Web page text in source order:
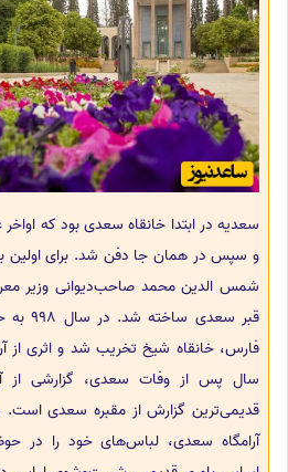
سعدیه در ابتدا خانقاه سعدی بود که
و سپس در همان جا دفن شد. برای اولین
شمس الدین محمد صاحب‌دیوانی وزیر
قبر
سال پس از وفات سعدی، گزارشی از
قدیمی‌ترین گزارش از مقبره سعدی است.
آرامگاه سعدی، لباس‌های خود را در